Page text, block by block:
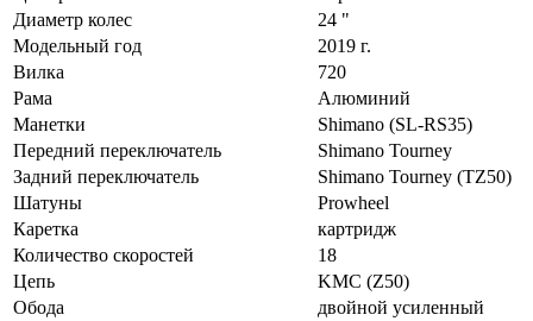
Диаметр колес
24 "
Модельный год
2019 г.
Вилка
720
Рама
Алюминий
Манетки
Shimano (SL-RS35)
Передний переключатель
Shimano Tourney
Задний переключатель
Shimano Tourney (TZ50)
Шатуны
Prowheel
Каретка
картридж
Количество скоростей
18
Цепь
KMC (Z50)
Обода
двойной усиленный